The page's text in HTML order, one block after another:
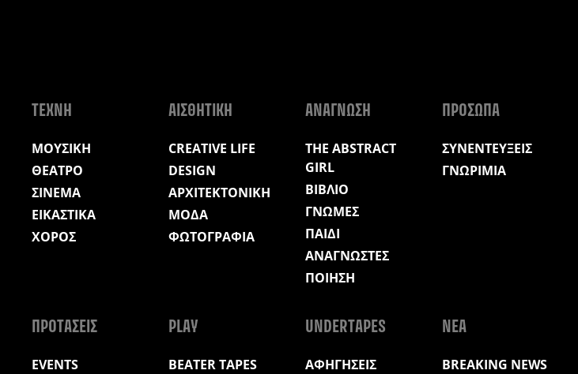
ΤΕΧΝΗ
ΜΟΥΣΙΚΗ
ΘΕΑΤΡΟ
ΣΙΝΕΜΑ
ΕΙΚΑΣΤΙΚΑ
ΧΟΡΟΣ
ΑΙΣΘΗΤΙΚΗ
CREATIVE LIFE
DESIGN
ΑΡΧΙΤΕΚΤΟΝΙΚΗ
ΜΟΔΑ
ΦΩΤΟΓΡΑΦΙΑ
ΑΝΑΓΝΩΣΗ
THE ABSTRACT
GIRL
ΒΙΒΛΙΟ
ΓΝΩΜΕΣ
ΠΑΙΔΙ
ΑΝΑΓΝΩΣΤΕΣ
ΠΟΙΗΣΗ
ΠΡΟΣΩΠΑ
ΣΥΝΕΝΤΕΥΞΕΙΣ
ΓΝΩΡΙΜΙΑ
ΠΡΟΤΑΣΕΙΣ
EVENTS
PLAY
BEATER TAPES
UNDERTAPES
ΑΦΗΓΗΣΕΙΣ
ΝΕΑ
BREAKING NEWS